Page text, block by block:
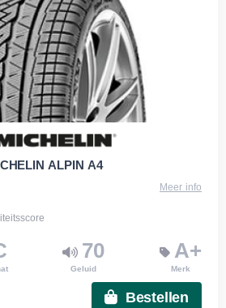
ALPIN A4
Meer info
70
Geluid
A+
Merk
Bestellen